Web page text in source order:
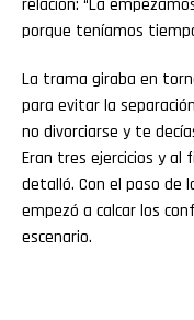
relación: “La
porque teníamos
La trama giraba en
para evitar la
no divorciarse y te
Eran tres ejercicios y al
detalló. Con el paso de
empezó a calcar los
escenario.